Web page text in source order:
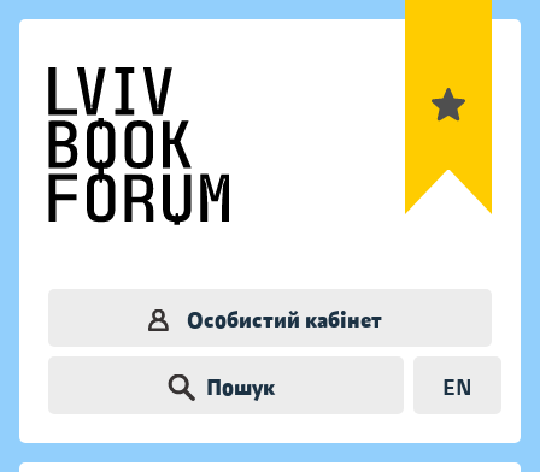
Особистий кабінет
Пошук EN